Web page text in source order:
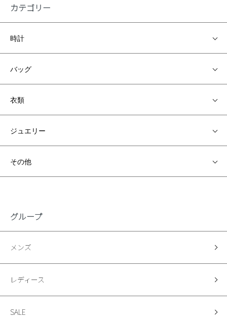
カテゴリー
時計
バッグ
衣類
ジュエリー
その他
グループ
メンズ
レディース
SALE